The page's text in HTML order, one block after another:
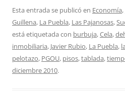
Esta entrada se publicó en Economía,
Guillena, La Puebla, Las Pajanosas,
está etiquetada con burbuja,Cela,
inmobiliaria, Javier Rubio, La Puebla,
pelotazo, PGOU, pisos,tablada,
diciembre 2010.